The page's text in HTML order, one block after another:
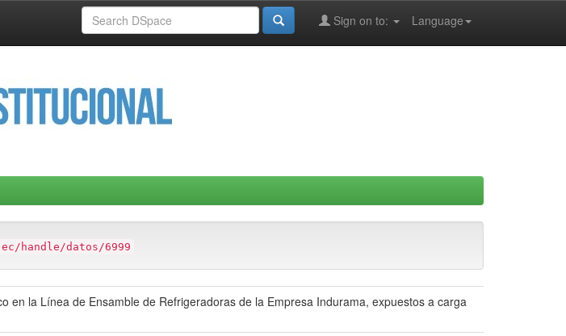
Language
Sign on to:
handle/datos/6999
en la Línea de Ensamble de Refrigeradoras de la Empresa Indurama, expuestos a carga